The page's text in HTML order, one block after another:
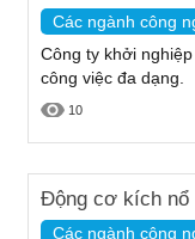
Các ngành công
Công ty khởi
công việc đa dạng.
10
Động cơ kích nổ
Các ngành công